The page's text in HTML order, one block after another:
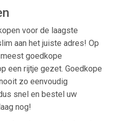
voor de laagste
aan het juiste adres! Op
goedkope
een rijtje gezet. Goedkope
zo eenvoudig
snel en bestel uw
nog!